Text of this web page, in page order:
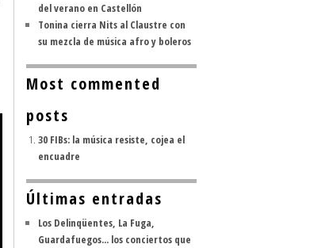
del verano en Castellón
Tonina cierra Nits al Claustre con
su mezcla de música afro y boleros
Most commented
posts
30 FIBs: la música resiste, cojea el
encuadre
Últimas entradas
Los Delinqüentes, La Fuga,
Guardafuegos... los conciertos que